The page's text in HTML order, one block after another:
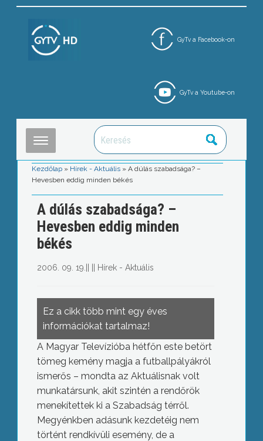
GyTv a Facebook-on
GyTv a Youtube-on
Kezdőlap » Hírek - Aktuális »A dúlás szabadsága? –
Hevesben eddig minden békés
A dúlás szabadsága? –
Hevesben eddig minden
békés
2006. 09. 19. Hírek - Aktuális
Ez a cikk több mint egy éves
információkat tartalmaz!
A Magyar Televízióba hétfőn este betört
tömeg kemény magja a futballpályákról
ismerős – mondta az Aktuálisnak volt
munkatársunk, akit szintén a rendőrök
menekítettek ki a Szabadság térről.
Megyénkben adásunk kezdetéig nem
történt rendkívüli esemény, de a